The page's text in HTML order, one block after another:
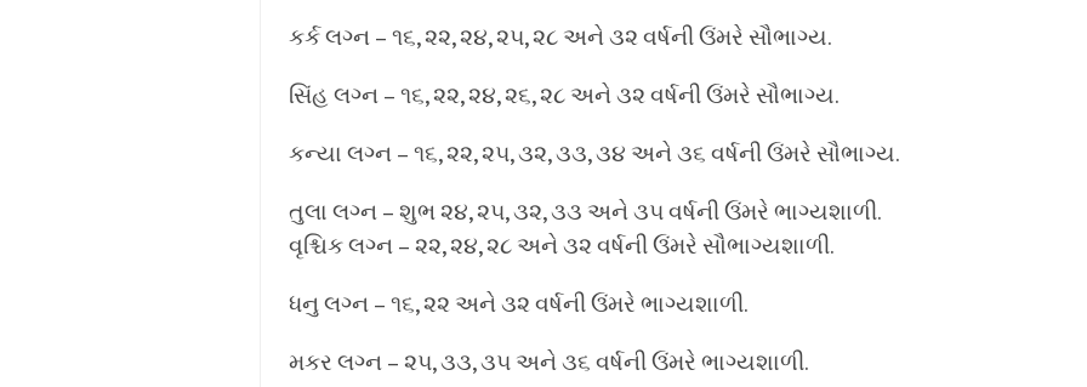
કર્ક લગ્ન – ૧૬, ૨૨, ૨૪, ૨૫, ૨૮ અને ૩૨ વર્ષની ઉંમરે સૌભાગ્ય.
સિંહ લગ્ન – ૧૬, ૨૨, ૨૪, ૨૬, ૨૮ અને ૩૨ વર્ષની ઉંમરે સૌભાગ્ય.
કન્યા લગ્ન – ૧૬, ૨૨, ૨૫, ૩૨, ૩૩, ૩૪ અને ૩૬ વર્ષની ઉંમરે સૌભાગ્ય.
તુલા લગ્ન – શુભ ૨૪, ૨૫, ૩૨, ૩૩ અને ૩૫ વર્ષની ઉંમરે ભાગ્યશાળી.
વૃશ્ચિક લગ્ન – ૨૨, ૨૪, ૨૮ અને ૩૨ વર્ષની ઉંમરે સૌભાગ્યશાળી.
ધનુ લગ્ન – ૧૬, ૨૨ અને ૩૨ વર્ષની ઉંમરે ભાગ્યશાળી.
મકર લગ્ન – ૨૫, ૩૩, ૩૫ અને ૩૬ વર્ષની ઉંમરે ભાગ્યશાળી.